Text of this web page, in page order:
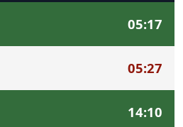
05:17
05:27
14:10